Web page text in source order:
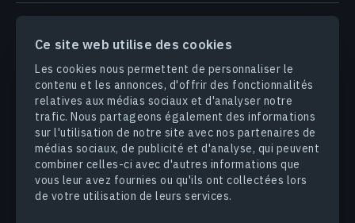
Ce site web utilise des cookies
Les cookies nous permettent de personnaliser le
contenu et les annonces, d'offrir des fonctionnalités
relatives aux médias sociaux et d'analyser notre
trafic. Nous partageons également des informations
sur l'utilisation de notre site avec nos partenaires de
médias sociaux, de publicité et d'analyse, qui peuvent
combiner celles-ci avec d'autres informations que
vous leur avez fournies ou qu'ils ont collectées lors
de votre utilisation de leurs services.
INDUSTRIES
ENTREPRISE
DÉCOUVRIR